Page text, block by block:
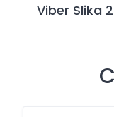
Viber Slika